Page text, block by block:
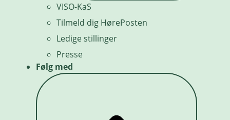
VISO-KaS
Tilmeld dig HørePosten
Ledige stillinger
Presse
Følg med